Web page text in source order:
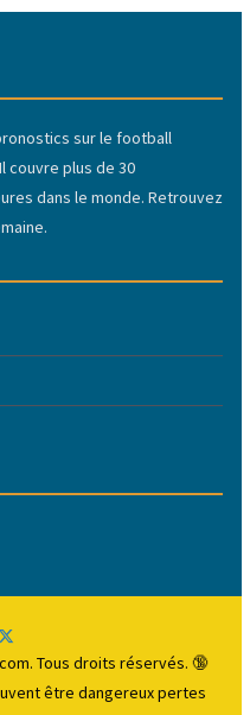
sur le football
couvre plus de 30
dans le monde. Retrouvez
Tous droits réservés. 🔞
être dangereuxpertes